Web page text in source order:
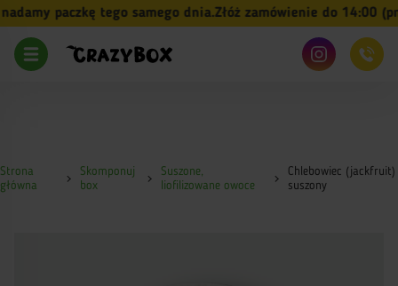
paczkę tego samego dnia.Złóż zamówienie do 14:00 (pn-
Strona
główna
Skomponuj
box
Suszone,
liofilizowane owoce
Chlebowiec (jackfruit)
suszony